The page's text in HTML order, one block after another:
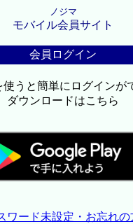
ノジマ
モバイル会員サイト
会員ログイン
使うと簡単にログインが
ダウンロードはこちら
ワード未設定・お忘れの